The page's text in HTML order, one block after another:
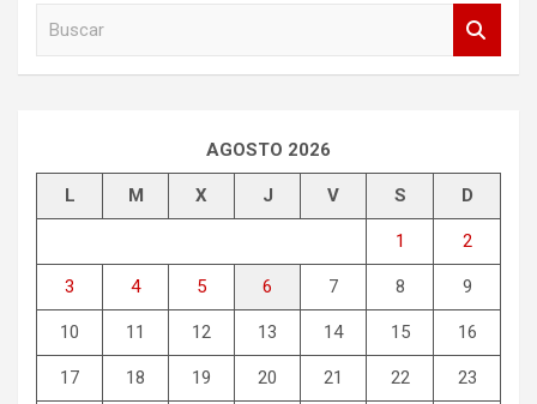
AGOSTO 2026
L M X J V S D
1 2
3 4 5 6 7 8 9
10 11 12 13 14 15 16
17 18 19 20 21 22 23